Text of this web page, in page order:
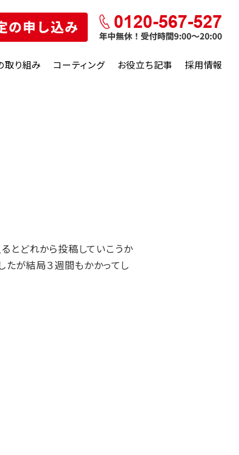
取り組み コーティング お役立ち記事 採用情報
とどれから投稿していこうか
たが結局３週間もかかってし